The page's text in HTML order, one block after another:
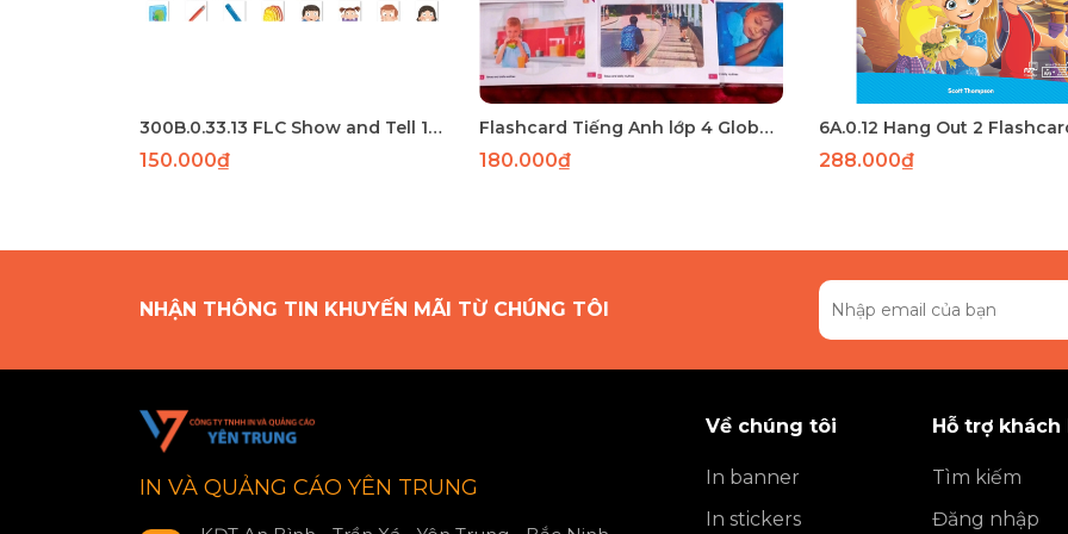
300B.0.33.13 FLC Show and Tell 1 56 thẻ A5 ép plastic
150.000₫
Flashcard Tiếng Anh lớp 4 Global Success tập 2 : 73 THẺ A5 2 MẶT ÉP PLASTIC
180.000₫ 288.000₫
NHẬN THÔNG TIN KHUYẾN MÃI TỪ CHÚNG TÔI
IN VÀ QUẢNG CÁO YÊN TRUNG
Về chúng tôi
In banner
In stickers
Hỗ trợ khách
Tìm kiếm
Đăng nhập